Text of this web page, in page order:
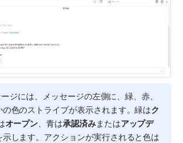
ージには、メッセージの左側に、緑、赤、
色のストライプが表示されます。緑はク
オープン 、青は承認済みまたはアップデ
示します。アクションが実行されると色は